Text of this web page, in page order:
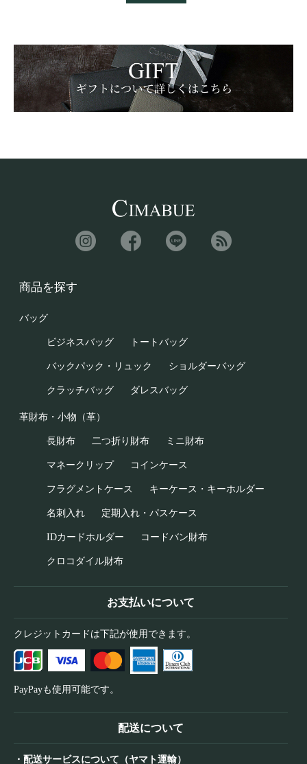
商品を探す
バッグ
ビジネスバッグ トートバッグ
バックパック・リュック ショルダーバッグ
クラッチバッグ ダレスバッグ
革財布・小物（革）
長財布 二つ折り財布 ミニ財布
マネークリップ コインケース
フラグメントケース キーケース・キーホルダー
名刺入れ 定期入れ・パスケース
IDカードホルダー コードバン財布
クロコダイル財布
お支払いについて
クレジットカードは下記が使用できます。
PayPayも使用可能です。
配送について
・配送サービスについて（ヤマト運輸）